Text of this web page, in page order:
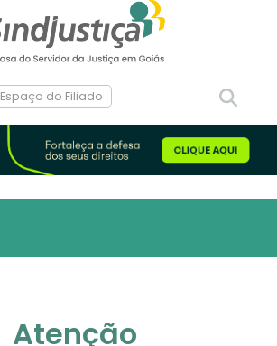
Espaço do Filiado
Atenção